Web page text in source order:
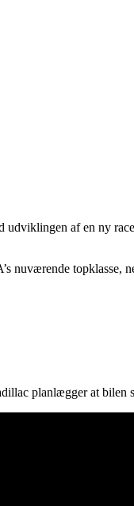
af en ny
nuværende
planlægger at bilen